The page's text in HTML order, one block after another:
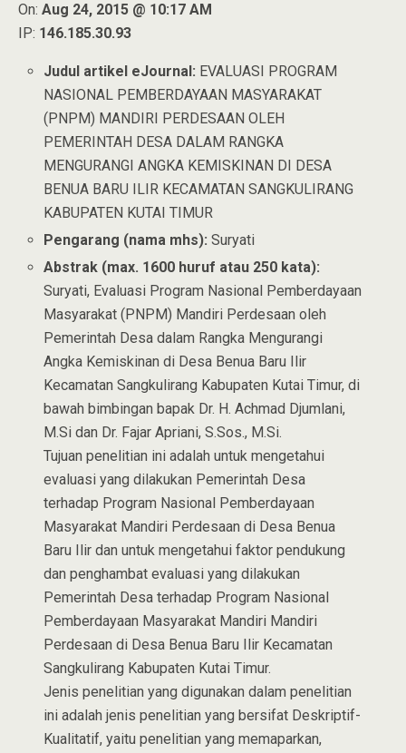
On: Aug 24, 2015 @ 10:17 AM
IP: 146.185.30.93
Judul artikel eJournal: EVALUASI PROGRAM
NASIONAL PEMBERDAYAAN MASYARAKAT
(PNPM) MANDIRI PERDESAAN OLEH
PEMERINTAH DESA DALAM RANGKA
MENGURANGI ANGKA KEMISKINAN DI DESA
BENUA BARU ILIR KECAMATAN SANGKULIRANG
KABUPATEN KUTAI TIMUR
Pengarang (nama mhs): Suryati
Abstrak (max. 1600 huruf atau 250 kata):
Suryati, Evaluasi Program Nasional Pemberdayaan
Masyarakat (PNPM) Mandiri Perdesaan oleh
Pemerintah Desa dalam Rangka Mengurangi
Angka Kemiskinan di Desa Benua Baru Ilir
Kecamatan Sangkulirang Kabupaten Kutai Timur, di
bawah bimbingan bapak Dr. H. Achmad Djumlani,
M.Si dan Dr. Fajar Apriani, S.Sos., M.Si.
Tujuan penelitian ini adalah untuk mengetahui
evaluasi yang dilakukan Pemerintah Desa
terhadap Program Nasional Pemberdayaan
Masyarakat Mandiri Perdesaan di Desa Benua
Baru Ilir dan untuk mengetahui faktor pendukung
dan penghambat evaluasi yang dilakukan
Pemerintah Desa terhadap Program Nasional
Pemberdayaan Masyarakat Mandiri Mandiri
Perdesaan di Desa Benua Baru Ilir Kecamatan
Sangkulirang Kabupaten Kutai Timur.
Jenis penelitian yang digunakan dalam penelitian
ini adalah jenis penelitian yang bersifat Deskriptif-
Kualitatif, yaitu penelitian yang memaparkan,